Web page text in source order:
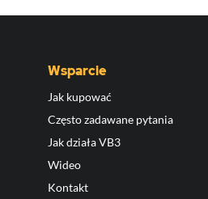
Wsparcie
Jak kupować
Często zadawane pytania
Jak działa VB3
Wideo
Kontakt